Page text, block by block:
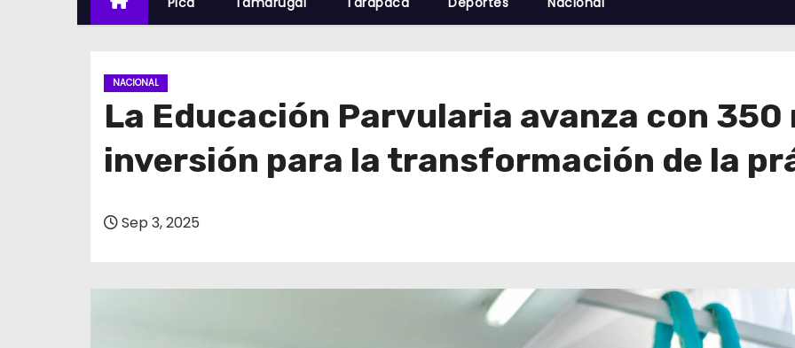
NACIONAL
La Educación Parvularia avanza con 350
inversión para la transformación de la
Sep 3, 2025